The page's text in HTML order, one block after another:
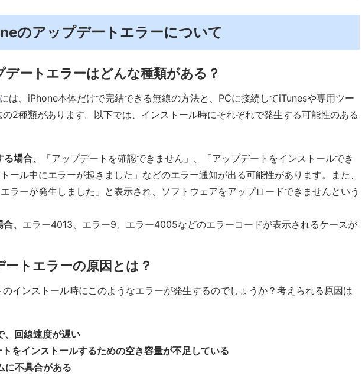
のアップデートエラーについて
ートエラーはどんな種類がある？
は、iPhone本体だけで完結できる無線の方法と、PCに接続してiTunesや専用ツー
2種類があります。以下では、インストール時にそれぞれで発生する可能性のある
場合、
「アップデートを確認できません」、「アップデートをインストールでき
ール中にエラーが起きました」などのエラー通知が出る可能性があります。また、
エラーが発生しました」と表示され、ソフトウェアをアップロードできませんという
、 エラー4013、エラー9、エラー4005などのエラーコードが表示されるケースが
トエラーの原因とは？
インストール時にこのようなエラーが発生するのでしょうか？考えられる原因は
回線速度が遅い
をインストールするための空き容量が不足している
に不具合がある